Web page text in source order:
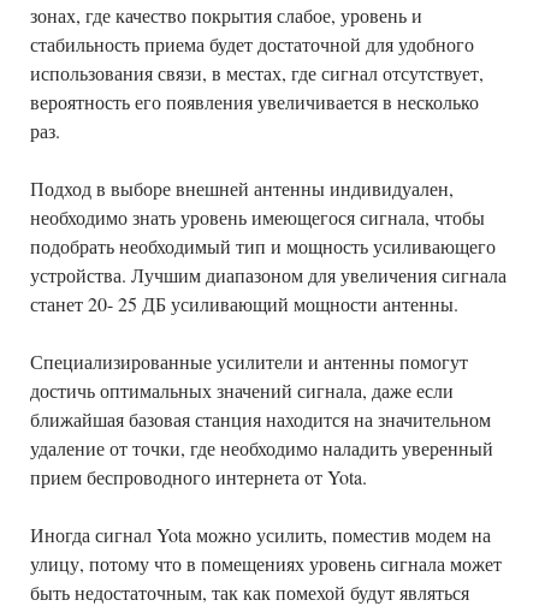
зонах, где качество покрытия слабое, уровень и
стабильность приема будет достаточной для удобного
использования связи, в местах, где сигнал отсутствует,
вероятность его появления увеличивается в несколько
раз.
Подход в выборе внешней антенны индивидуален,
необходимо знать уровень имеющегося сигнала, чтобы
подобрать необходимый тип и мощность усиливающего
устройства. Лучшим диапазоном для увеличения сигнала
станет 20- 25 ДБ усиливающий мощности антенны.
Специализированные усилители и антенны помогут
достичь оптимальных значений сигнала, даже если
ближайшая базовая станция находится на значительном
удаление от точки, где необходимо наладить уверенный
прием беспроводного интернета от Yota.
Иногда сигнал Yota можно усилить, поместив модем на
улицу, потому что в помещениях уровень сигнала может
быть недостаточным, так как помехой будут являться